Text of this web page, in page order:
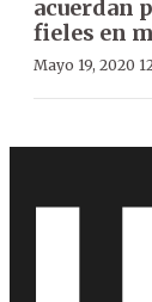
acuerdan
fieles en
Mayo 19, 2020